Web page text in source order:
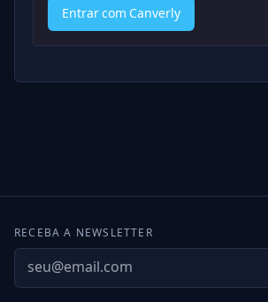
Entrar com Canverly
RECEBA A NEWSLETTER